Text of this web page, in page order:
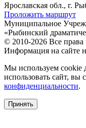
Ярославская обл., г.
Проложить маршрут
Муниципальное
«Рыбинский
© 2010-2026 Все
Информация на сайте
Мы используем cookie
использовать сайт, вы
конфиденциальности.
Принять